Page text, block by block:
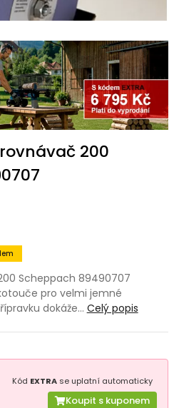
200
Scheppach 89490707
pro velmi jemné
dokáže… Celý popis
Kód EXTRA se uplatní automaticky
Koupit s kuponem